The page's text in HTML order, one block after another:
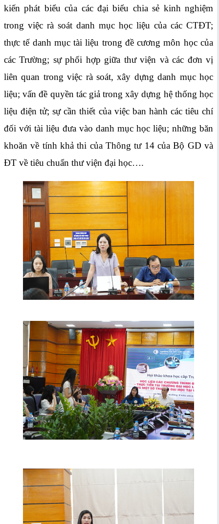
kiến phát biểu của các đại biểu chia sẻ kinh nghiệm
trong việc rà soát danh mục học liệu của các CTĐT;
thực tế danh mục tài liệu trong đề cương môn học của
các Trường; sự phối hợp giữa thư viện và các đơn vị
liên quan trong việc rà soát, xây dựng danh mục học
liệu; vấn đề quyền tác giả trong xây dựng hệ thống học
liệu điện tử; sự cần thiết của việc ban hành các tiêu chí
đối với tài liệu đưa vào danh mục học liệu; những băn
khoăn về tính khả thi của Thông tư 14 của Bộ GD và
ĐT về tiêu chuẩn thư viện đại học….